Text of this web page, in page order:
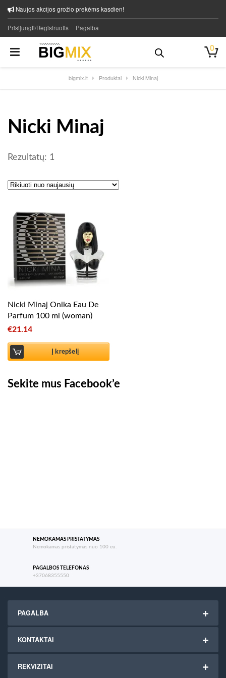
Naujos akcijos grožio prekėms kasdien!
Prisijungti/Registruotis Pagalba
0
bigmix.lt Produktai Nicki Minaj
Nicki Minaj
Rezultatų: 1
Nicki Minaj Onika Eau De
Parfum 100 ml (woman)
€21.14
Į krepšelį
Sekite mus Facebook’e
NEMOKAMAS PRISTATYMAS
Nemokamas pristatymas nuo 100 eu.
PAGALBOS TELEFONAS
+37068355550
PAGALBA
KONTAKTAI
REKVIZITAI